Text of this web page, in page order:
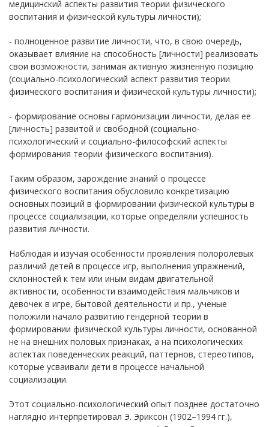
медицинский аспекты развития теории физического
воспитания и физической культуры личности);
- полноценное развитие личности, что, в свою очередь,
оказывает влияние на способность [личности] реализовать
свои возможности, занимая активную жизненную позицию
(социально-психологический аспект развития теории
физического воспитания и физической культуры личности);
- формирование основы гармонизации личности, делая ее
[личность] развитой и свободной (социально-
психологический и социально-философский аспекты
формирования теории физического воспитания).
Таким образом, зарождение знаний о процессе
физического воспитания обусловило конкретизацию
основных позиций в формировании физической культуры в
процессе социализации, которые определяли успешность
развития личности.
Наблюдая и изучая особенности проявления полоролевых
различий детей в процессе игр, выполнения упражнений,
склонностей к тем или иным видам двигательной
активности, особенности взаимодействия мальчиков и
девочек в игре, бытовой деятельности и пр., ученые
положили начало развитию гендерной теории в
формировании физической культуры личности, основанной
не на внешних половых признаках, а на психологических
аспектах поведенческих реакций, паттернов, стереотипов,
которые усваивали дети в процессе начальной
социализации.
Этот социально-психологический опыт позднее достаточно
наглядно интерпретировал Э. Эриксон (1902–1994 гг.),